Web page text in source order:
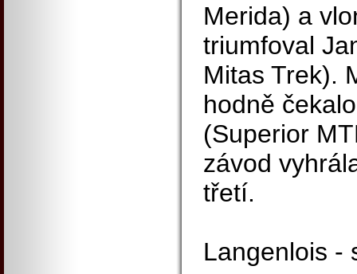
Merida) a
triumfoval
Mitas Trek).
hodně
(Superior
závod
třetí.
Langenlois -